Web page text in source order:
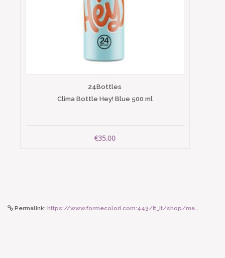
24Bottles
Clima Bottle Hey! Blue 500 ml
€35.00
Permalink: https://www.formecolori.com:443/it_it/shop/maman_et_sophie/collane_e_girocolli/maman_et_sophie_girocollo_con_stelle_pendenti/6618